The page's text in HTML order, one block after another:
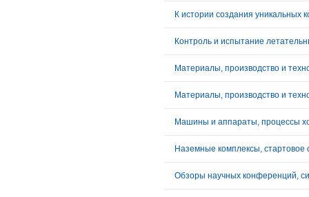
К истории создания уникальных
Контроль и испытание
Материалы, производство и
Материалы, производство и
Наземные комплексы, стартовое
Обзоры научных конференций,